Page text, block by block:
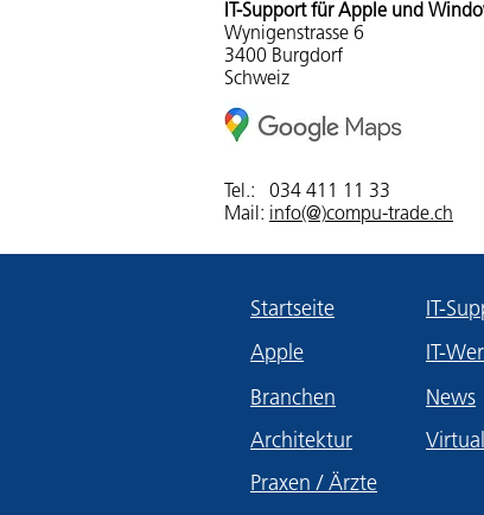
IT-Support für Apple und
Wynigenstrasse 6
3400 Burgdorf
Schweiz
Tel.: 034 411 11 33
Mail: info(@)compu-trade.ch
Startseite
Apple
Branchen
Architektur
Praxen / Ärzte
IT-
IT-
News